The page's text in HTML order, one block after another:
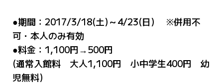
●期間：2017/3/18(土)～4/23(日) ※併用不
可・本人のみ有効
●料金：1,100円→500円
(通常入館料 大人1,100円 小中学生400円 幼
児無料)